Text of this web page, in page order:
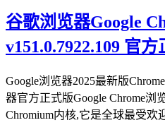
谷歌浏览器Google
v151.0.7922.109 官
Google浏览器2025最新版
器官方正式版Google Chrome浏
Chromium内核,它是全球最受